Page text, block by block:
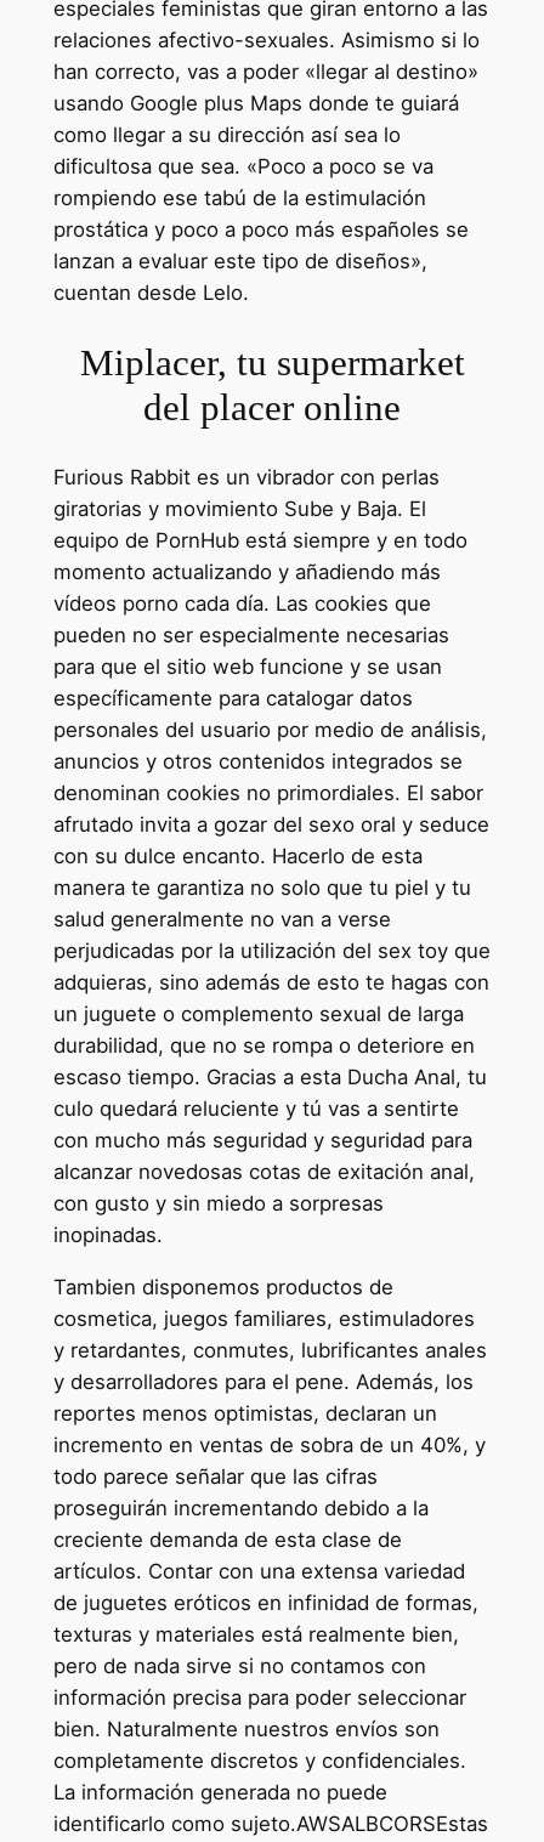
especiales feministas que giran entorno a las
relaciones afectivo-sexuales. Asimismo si lo
han correcto, vas a poder «llegar al destino»
usando Google plus Maps donde te guiará
como llegar a su dirección así sea lo
dificultosa que sea. «Poco a poco se va
rompiendo ese tabú de la estimulación
prostática y poco a poco más españoles se
lanzan a evaluar este tipo de diseños»,
cuentan desde Lelo.
Miplacer, tu supermarket
del placer online
Furious Rabbit es un vibrador con perlas
giratorias y movimiento Sube y Baja. El
equipo de PornHub está siempre y en todo
momento actualizando y añadiendo más
vídeos porno cada día. Las cookies que
pueden no ser especialmente necesarias
para que el sitio web funcione y se usan
específicamente para catalogar datos
personales del usuario por medio de análisis,
anuncios y otros contenidos integrados se
denominan cookies no primordiales. El sabor
afrutado invita a gozar del sexo oral y seduce
con su dulce encanto. Hacerlo de esta
manera te garantiza no solo que tu piel y tu
salud generalmente no van a verse
perjudicadas por la utilización del sex toy que
adquieras, sino además de esto te hagas con
un juguete o complemento sexual de larga
durabilidad, que no se rompa o deteriore en
escaso tiempo. Gracias a esta Ducha Anal, tu
culo quedará reluciente y tú vas a sentirte
con mucho más seguridad y seguridad para
alcanzar novedosas cotas de exitación anal,
con gusto y sin miedo a sorpresas
inopinadas.
Tambien disponemos productos de
cosmetica, juegos familiares, estimuladores
y retardantes, conmutes, lubrificantes anales
y desarrolladores para el pene. Además, los
reportes menos optimistas, declaran un
incremento en ventas de sobra de un 40%, y
todo parece señalar que las cifras
proseguirán incrementando debido a la
creciente demanda de esta clase de
artículos. Contar con una extensa variedad
de juguetes eróticos en infinidad de formas,
texturas y materiales está realmente bien,
pero de nada sirve si no contamos con
información precisa para poder seleccionar
bien. Naturalmente nuestros envíos son
completamente discretos y confidenciales.
La información generada no puede
identificarlo como sujeto.AWSALBCORSEstas